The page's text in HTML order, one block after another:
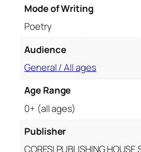
t
Mode of Writing
Poetry
Audience
General / All ages
Age Range
0+ (all ages)
Publisher
CORESI PUBLISHING HOUSE